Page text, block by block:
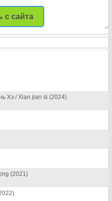
с сайта
Хэ / Xian jian si (2024)
(2021)